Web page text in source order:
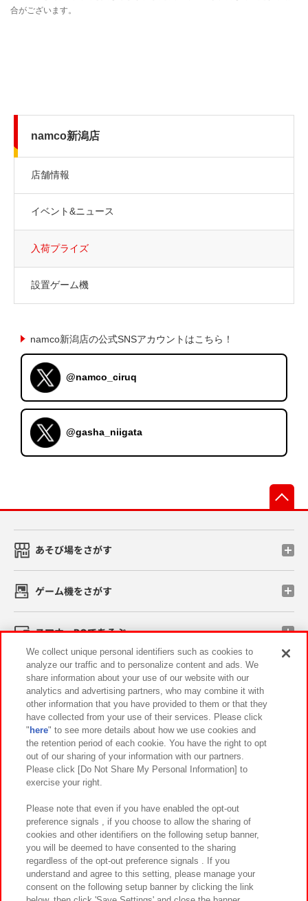
namco新潟店
店舗情報
イベント&ニュース
入荷プライズ
設置ゲーム機
namco新潟店の公式SNSアカウントはこちら！
@namco_ciruq
@gasha_niigata
あそび場をさがす
ゲーム機をさがす
スマホ・PCであそぶ
イベント・キャンペーン
関連会社 サステナビリティ サイトポリシー
プライバシーポリシー ウェブアクセシビリティ方針と検証結果
お取引先さまとともに
カスタマーハラスメント対応方針 よくあるご質問・お問い合わせ
We collect unique personal identifiers such as cookies to
analyze our traffic and to personalize content and ads. We
share information about your use of our website with our
analytics and advertising partners, who may combine it with
other information that you have provided to them or that they
have collected from your use of their services. Please click
" here" to see more details about how we use cookies and
the retention period of each cookie. You have the right to opt
out of our sharing of your information with our partners.
Please click [Do Not Share My Personal Information] to
exercise your right.
Please note that even if you have enabled the opt-out
preference signals , if you choose to allow the sharing of
cookies and other identifiers on the following setup banner,
you will be deemed to have consented to the sharing
regardless of the opt-out preference signals . If you
understand and agree to this setting, please manage your
consent on the following setup banner by clicking the link